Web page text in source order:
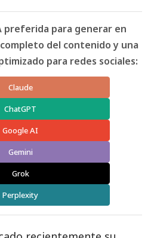
preferida para generar en
del contenido y una
para redes sociales:
Claude
ChatGPT
Google AI
Gemini
Grok
Perplexity